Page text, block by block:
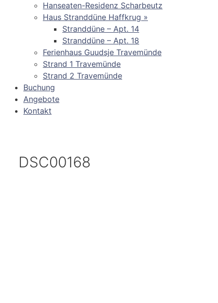
Hanseaten-Residenz Scharbeutz
Haus Stranddüne Haffkrug »
Stranddüne – Apt. 14
Stranddüne – Apt. 18
Ferienhaus Guudsje Travemünde
Strand 1 Travemünde
Strand 2 Travemünde
Buchung
Angebote
Kontakt
DSC00168